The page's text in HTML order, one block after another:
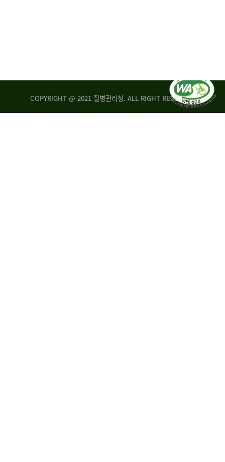
COPYRIGHT @ 2021 질병관리청. ALL RIGHT RESERVED